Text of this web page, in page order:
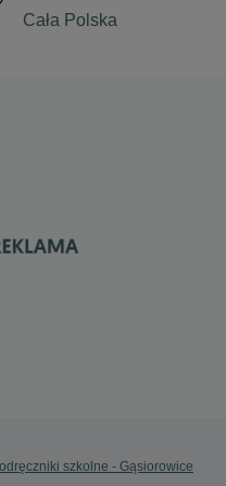
szkolne - Gąsiorowice